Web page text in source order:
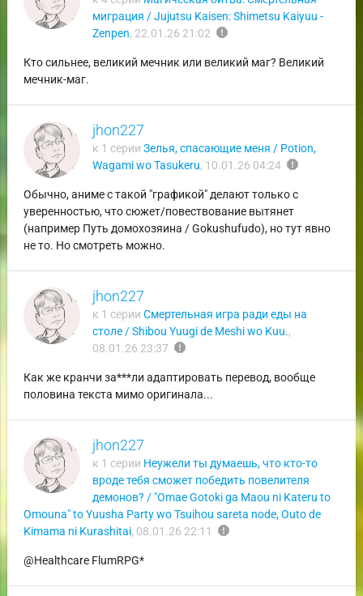
миграция / Jujutsu Kaisen: Shimetsu Kaiyuu -
Zenpen, 22.01.26 21:02 report
Кто сильнее, великий мечник или великий маг? Великий
мечник-маг.
jhon227
к 1 серии Зелья, спасающие меня / Potion,
Wagami wo Tasukeru, 10.01.26 04:24 report
Обычно, аниме с такой "графикой" делают только с
уверенностью, что сюжет/повествование вытянет
(например Путь домохозяина / Gokushufudo), но тут явно
не то. Но смотреть можно.
jhon227
к 1 серии Смертельная игра ради еды на
столе / Shibou Yuugi de Meshi wo Kuu.,
08.01.26 23:37 report
Как же кранчи за***ли адаптировать перевод, вообще
половина текста мимо оригинала...
jhon227
к 1 серии Неужели ты думаешь, что кто-то
вроде тебя сможет победить повелителя
демонов? / "Omae Gotoki ga Maou ni Kateru to
Omouna" to Yuusha Party wo Tsuihou sareta node, Outo de
Kimama ni Kurashitai, 08.01.26 22:11 report
@Healthcare FlumRPG*